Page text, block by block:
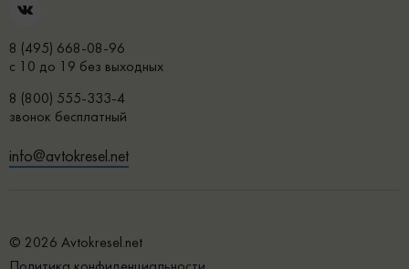
8 (495) 668-08-96
с 10 до 19 без выходных
8 (800) 555-333-4
звонок бесплатный
info@avtokresel.net
© 2026 Avtokresel.net